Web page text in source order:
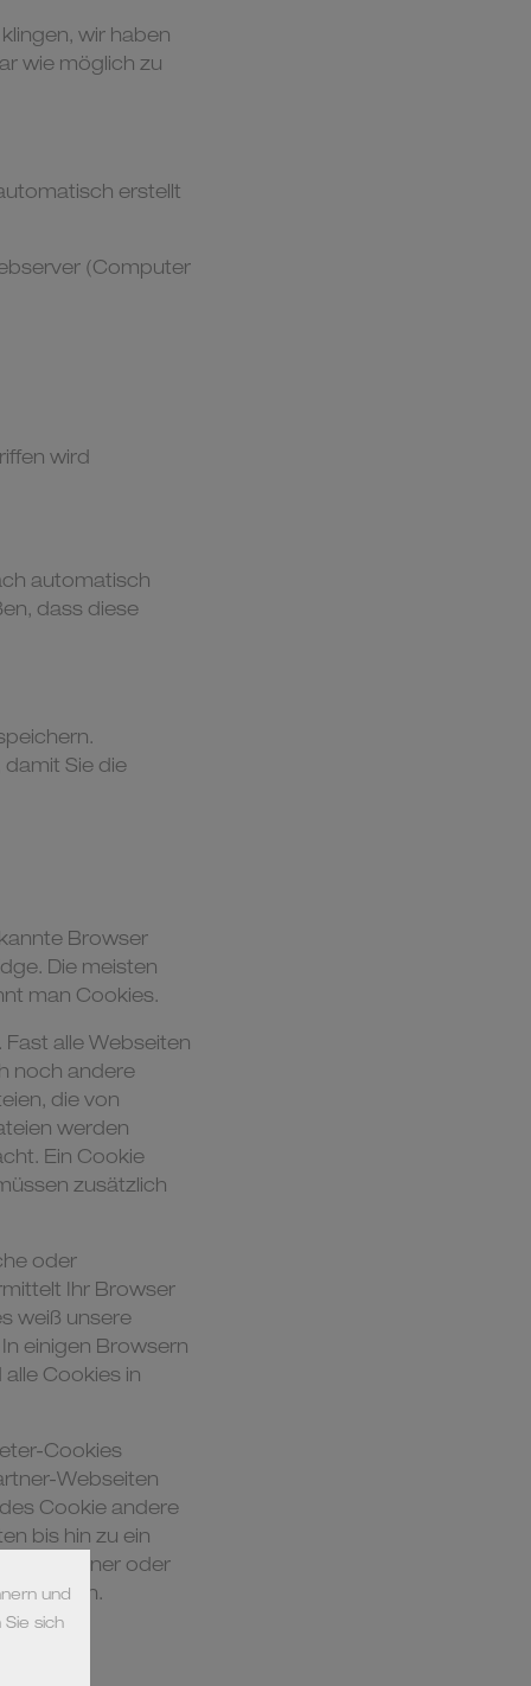
wir haben
wie möglich zu
erstellt
(Computer
wird
automatisch
dass diese
Sie die
Browser
Die meisten
man Cookies.
alle Webseiten
noch andere
die von
werden
Ein Cookie
zusätzlich
oder
Ihr Browser
weiß unsere
einigen Browsern
Cookies in
Cookies
Webseiten
Cookie andere
bis hin zu ein
Trojaner oder
zugreifen.